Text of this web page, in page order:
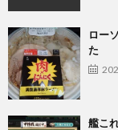
ロー
た
艦こ